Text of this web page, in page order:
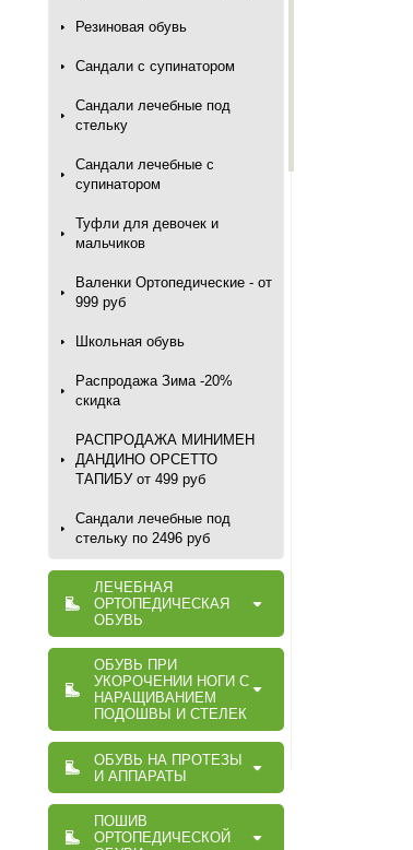
Резиновая обувь
Сандали с супинатором
Сандали лечебные под
стельку
Сандали лечебные с
супинатором
Туфли для девочек и
мальчиков
Валенки Ортопедические - от
999 руб
Школьная обувь
Распродажа Зима -20%
скидка
РАСПРОДАЖА МИНИМЕН
ДАНДИНО ОРСЕТТО
ТАПИБУ от 499 руб
Сандали лечебные под
стельку по 2496 руб
ЛЕЧЕБНАЯ
ОРТОПЕДИЧЕСКАЯ
ОБУВЬ
ОБУВЬ ПРИ
УКОРОЧЕНИИ НОГИ С
НАРАЩИВАНИЕМ
ПОДОШВЫ И СТЕЛЕК
ОБУВЬ НА ПРОТЕЗЫ
И АППАРАТЫ
ПОШИВ
ОРТОПЕДИЧЕСКОЙ